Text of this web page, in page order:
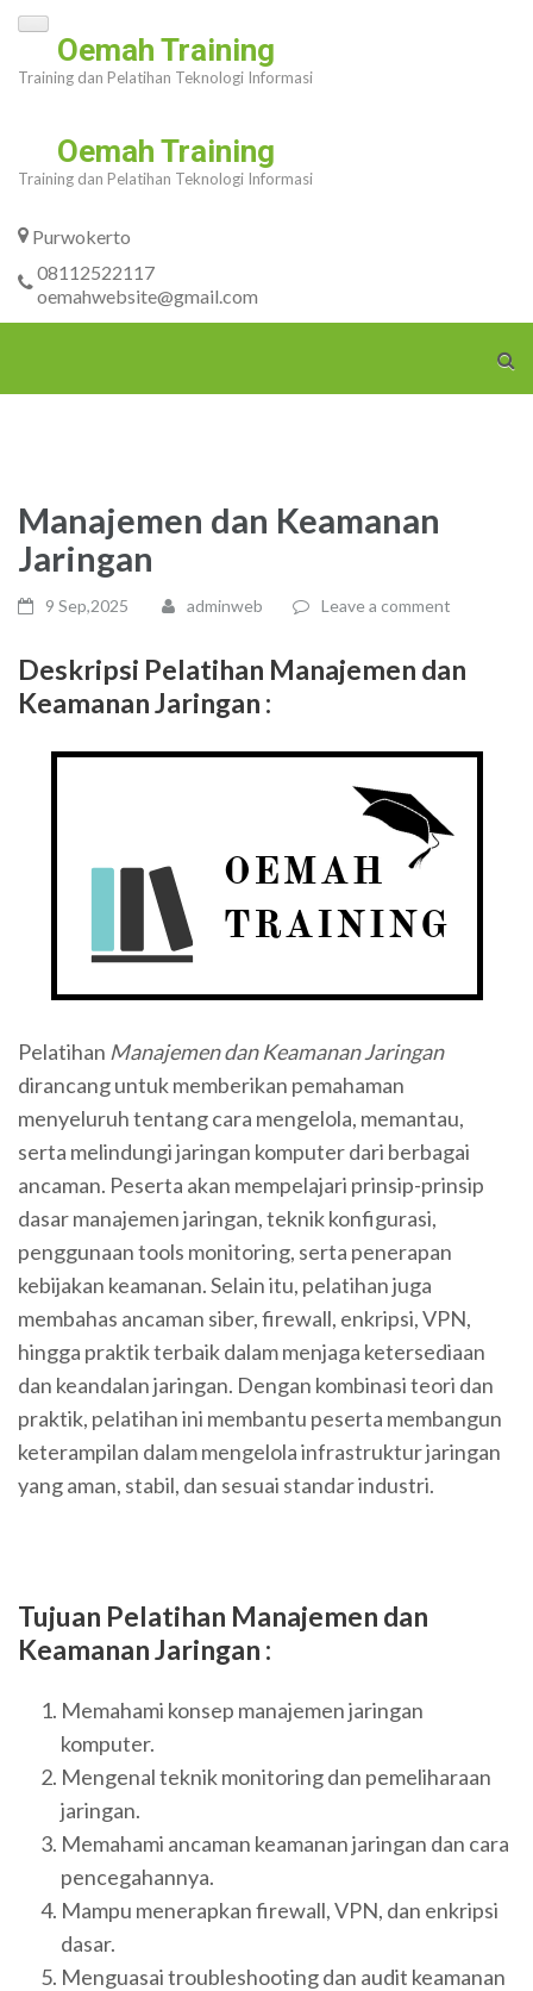
Skip
content
Enter)
Oemah Training
Training dan Pelatihan Teknologi Informasi
Oemah Training
Training dan Pelatihan Teknologi Informasi
Purwokerto
08112522117
oemahwebsite@gmail.com
Manajemen dan Keamanan
Jaringan
9 Sep,2025 adminweb Leave a comment
Deskripsi Pelatihan Manajemen dan
Keamanan Jaringan :
Pelatihan Manajemen dan Keamanan Jaringan
dirancang untuk memberikan pemahaman
menyeluruh tentang cara mengelola, memantau,
serta melindungi jaringan komputer dari berbagai
ancaman. Peserta akan mempelajari prinsip-prinsip
dasar manajemen jaringan, teknik konfigurasi,
penggunaan tools monitoring, serta penerapan
kebijakan keamanan. Selain itu, pelatihan juga
membahas ancaman siber, firewall, enkripsi, VPN,
hingga praktik terbaik dalam menjaga ketersediaan
dan keandalan jaringan. Dengan kombinasi teori dan
praktik, pelatihan ini membantu peserta membangun
keterampilan dalam mengelola infrastruktur jaringan
yang aman, stabil, dan sesuai standar industri.
Tujuan Pelatihan Manajemen dan
Keamanan Jaringan :
Memahami konsep manajemen jaringan
komputer.
Mengenal teknik monitoring dan pemeliharaan
jaringan.
Memahami ancaman keamanan jaringan dan cara
pencegahannya.
Mampu menerapkan firewall, VPN, dan enkripsi
dasar.
Menguasai troubleshooting dan audit keamanan